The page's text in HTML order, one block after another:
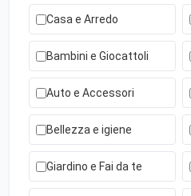
Casa e Arredo
Bambini e Giocattoli
Auto e Accessori
Bellezza e igiene
Giardino e Fai da te